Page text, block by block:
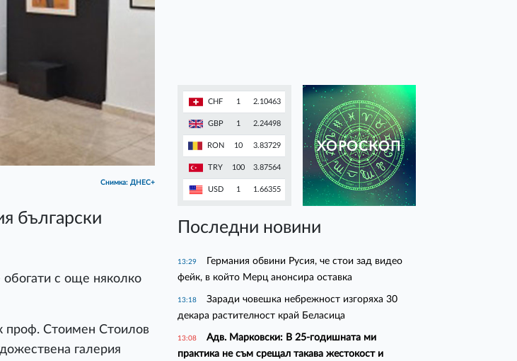
Снимка: ДНЕС+
български
обогати с още няколко
проф. Стоимен Стоилов
галерия
CHF 1 2.10463
GBP 1 2.24498
RON 10 3.83729
TRY 100 3.87564
USD 1 1.66355
ХОРОСКОП
Последни новини
13:29
Германия обвини Русия, че стои зад видео
фейк, в който Мерц анонсира оставка
13:18
Заради човешка небрежност изгоряха 30
декара растителност край Беласица
13:08
Адв. Марковски: В 25-годишната ми
практика не съм срещал такава жестокост и